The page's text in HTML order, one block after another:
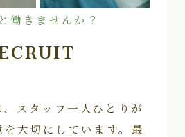
働きませんか？
、スタッフ一人ひとりが
大切にしています。最